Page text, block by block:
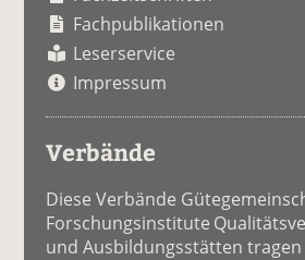
Fachpublikationen
Leserservice
Impressum
Verbände
Diese Verbände
Forschungsinstitute
und Ausbildungsstätten tragen